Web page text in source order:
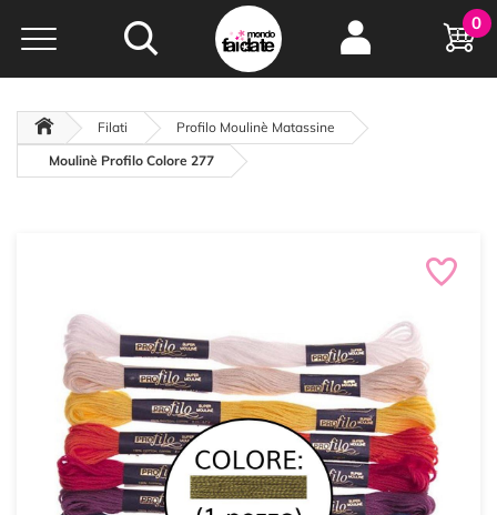
Hobby e
creatività...
oltre 15 anni online
0
Filati
Profilo Moulinè Matassine
Moulinè Profilo Colore 277